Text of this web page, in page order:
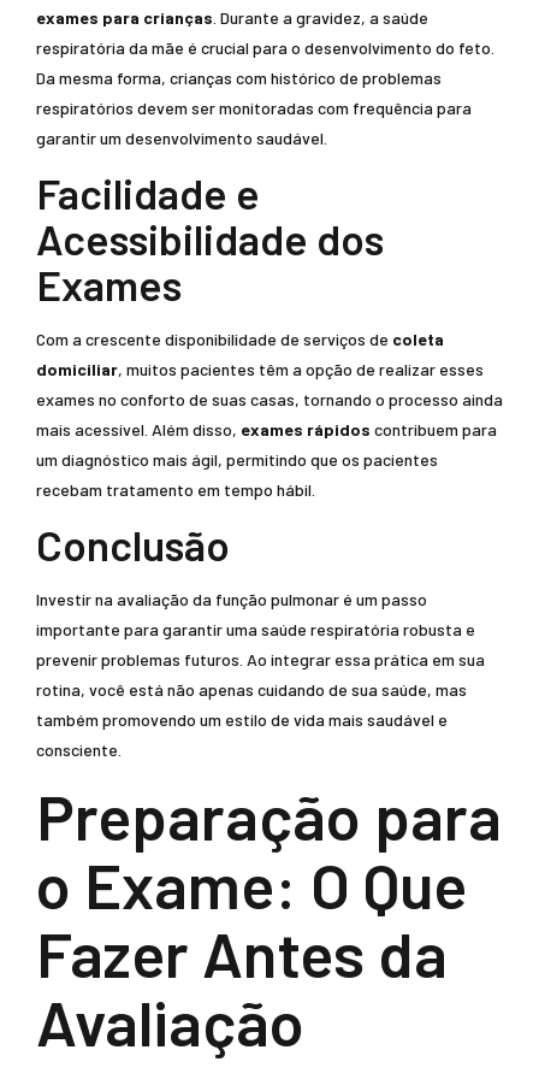
exames para crianças . Durante a gravidez, a saúde
respiratória da mãe é crucial para o desenvolvimento do feto.
Da mesma forma, crianças com histórico de problemas
respiratórios devem ser monitoradas com frequência para
garantir um desenvolvimento saudável.
Facilidade e
Acessibilidade dos
Exames
Com a crescente disponibilidade de serviços de coleta
domiciliar, muitos pacientes têm a opção de realizar esses
exames no conforto de suas casas, tornando o processo ainda
mais acessível. Além disso, exames rápidos contribuem para
um diagnóstico mais ágil, permitindo que os pacientes
recebam tratamento em tempo hábil.
Conclusão
Investir na avaliação da função pulmonar é um passo
importante para garantir uma saúde respiratória robusta e
prevenir problemas futuros. Ao integrar essa prática em sua
rotina, você está não apenas cuidando de sua saúde, mas
também promovendo um estilo de vida mais saudável e
consciente.
Preparação para
o Exame: O Que
Fazer Antes da
Avaliação